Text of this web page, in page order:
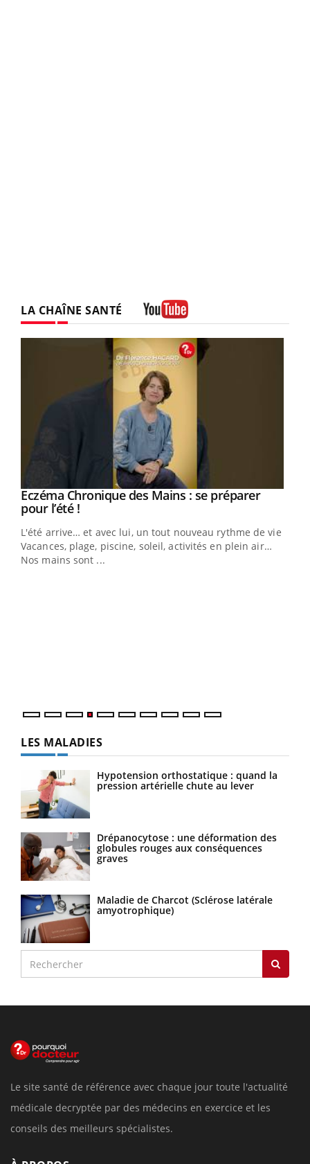
LA CHAÎNE SANTÉ
Youtube
Eczéma Chronique des Mains : se préparer
pour l’été !Youtube
L'été arrive… et avec lui, un tout nouveau rythme de vie !
Vacances, plage, piscine, soleil, activités en plein air…
Nos mains sont ...
LES MALADIES
Hypotension orthostatique : quand la
pression artérielle chute au lever
Drépanocytose : une déformation des
globules rouges aux conséquences
graves
Maladie de Charcot (Sclérose latérale
amyotrophique)
Le site santé de référence avec chaque jour toute l'actualité
médicale decryptée par des médecins en exercice et les
conseils des meilleurs spécialistes.